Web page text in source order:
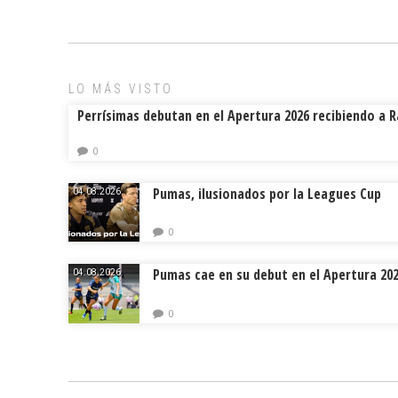
o
d ar
LO MÁS VISTO
Perrísimas debutan en el Apertura 2026 recibiendo a
0
04.08.2026. Pumas, ilusionados por la Leagues Cup
0
04.08.2026. Pumas cae en su debut en el Apertura
0